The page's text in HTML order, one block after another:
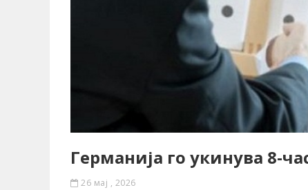
Германија го укинува 8-
26 мај , 2026